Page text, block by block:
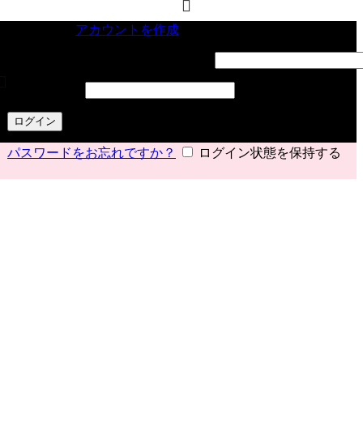
アカウントを作成
ログイン
パスワードをお忘れですか？ ログイン状態を保持する